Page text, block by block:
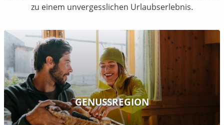
zu einem unvergesslichen Urlaubserlebnis.
GENUSSREGION